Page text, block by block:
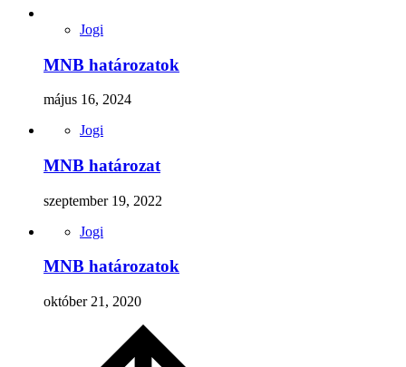
Jogi
MNB határozatok
május 16, 2024
Jogi
MNB határozat
szeptember 19, 2022
Jogi
MNB határozatok
október 21, 2020